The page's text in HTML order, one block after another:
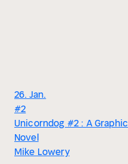
26. Jan.
#2
Unicorndog #2 : A Graphic
Novel
Mike Lowery